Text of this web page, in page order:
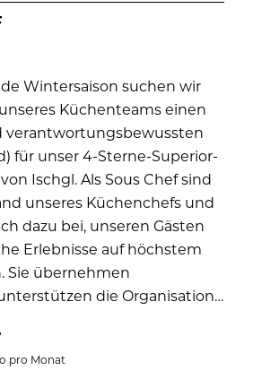
Wintersaison suchen wir
Küchenteams einen
verantwortungsbewussten
für unser 4-Sterne-Superior-
Ischgl. Als Sous Chef sind
unseres Küchenchefs und
dazu bei, unseren Gästen
Erlebnisse auf höchstem
Sie übernehmen
die Organisation…
pro Monat